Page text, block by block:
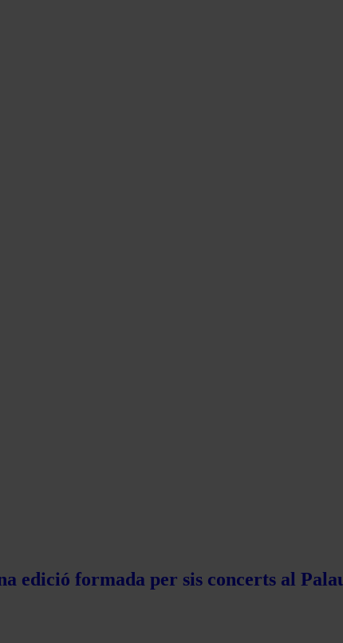
edició formada per sis concerts al